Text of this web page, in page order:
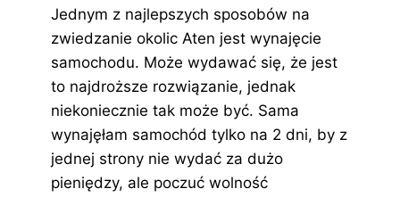
Jednym z najlepszych sposobów na
zwiedzanie okolic Aten jest wynajęcie
samochodu. Może wydawać się, że jest
to najdroższe rozwiązanie, jednak
niekoniecznie tak może być. Sama
wynajęłam samochód tylko na 2 dni, by z
jednej strony nie wydać za dużo
pieniędzy, ale poczuć wolność